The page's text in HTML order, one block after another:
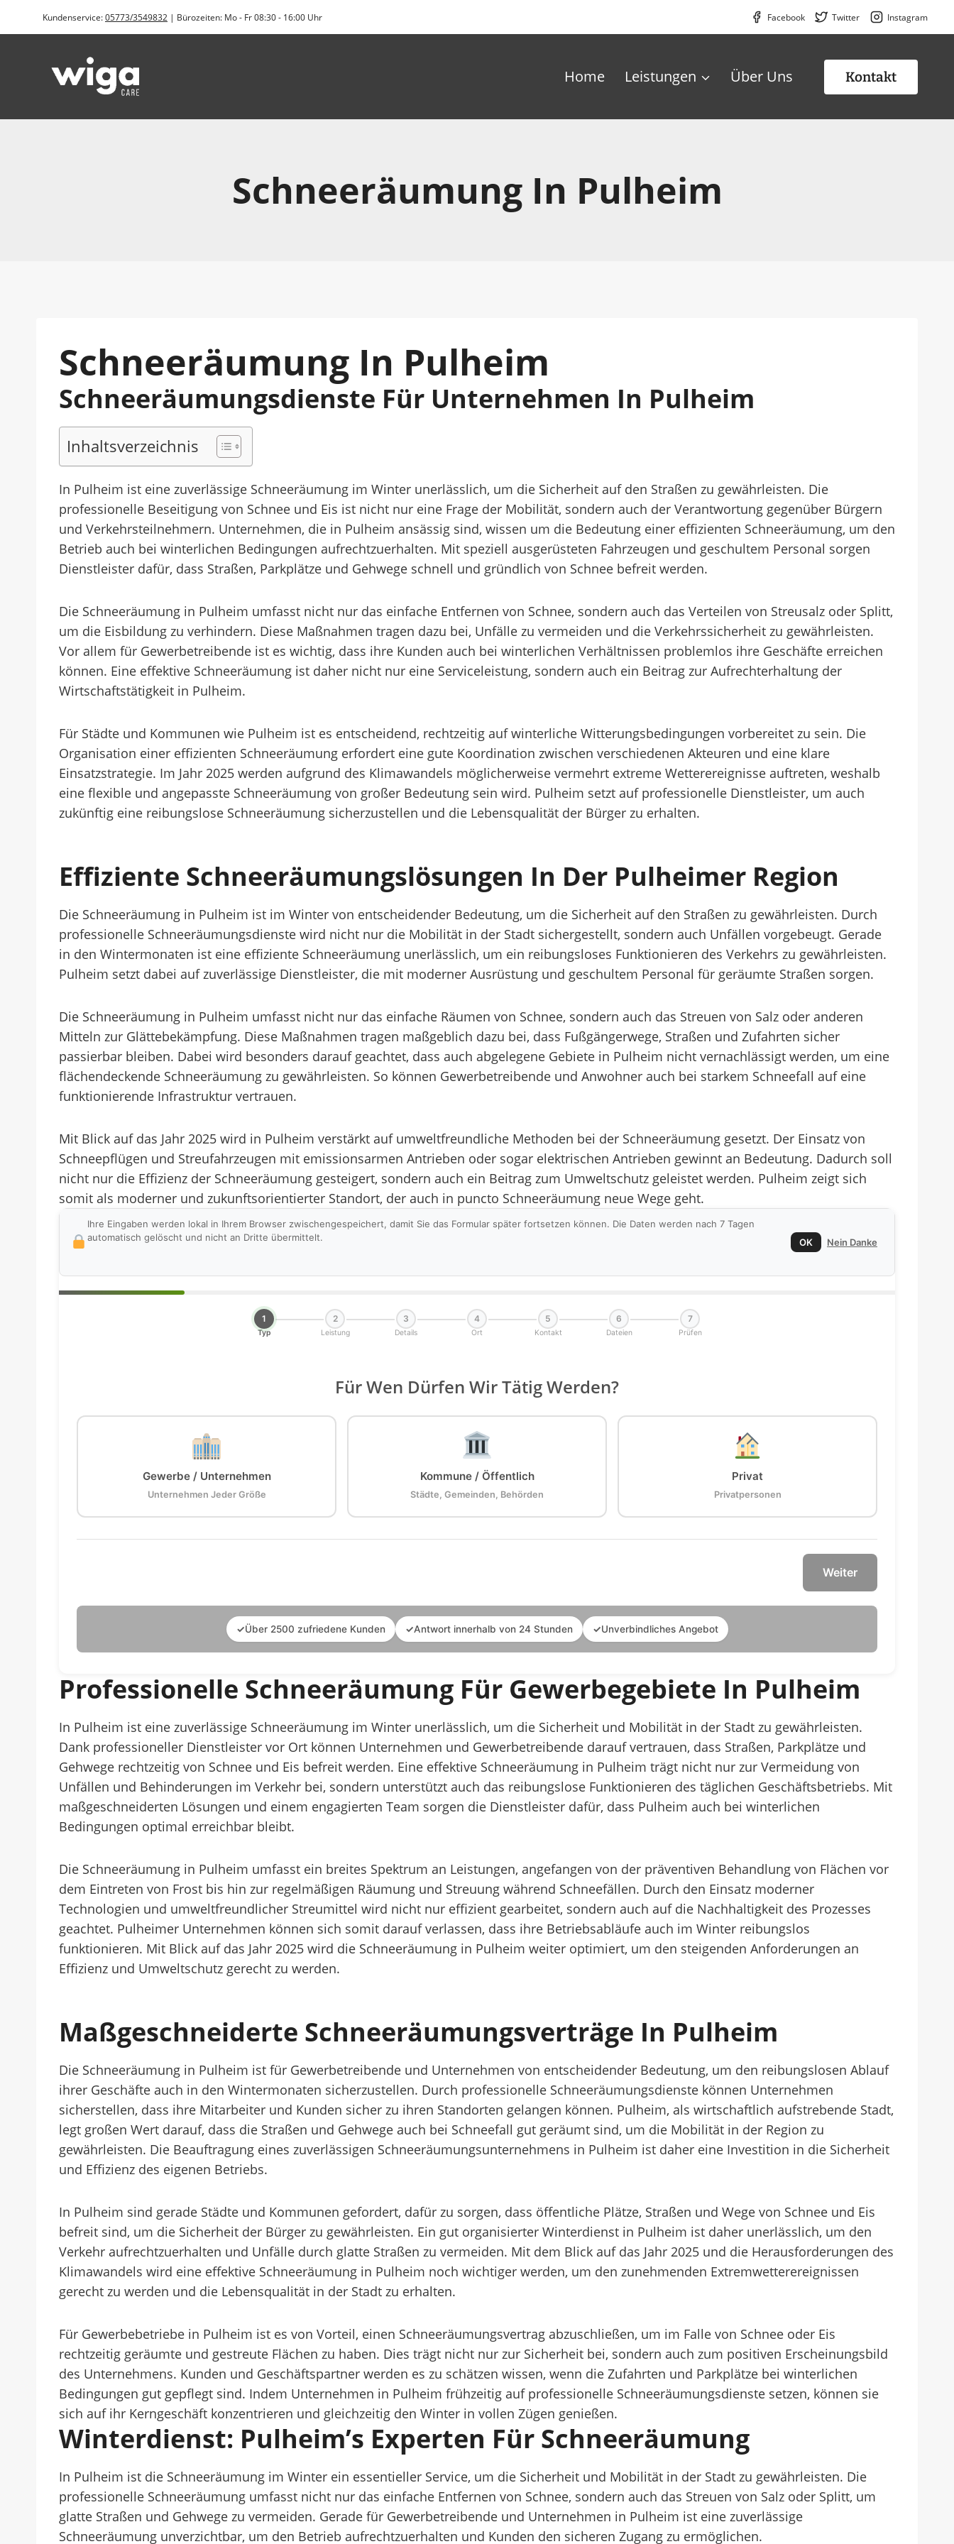
Kundenservice:05773/3549832 | Bürozeiten: Mo - Fr 08:30 - 16:00 Uhr Facebook Twitter Instagram
Home Leistungen Über Uns Kontakt
Schneeräumung In Pulheim
Schneeräumung In Pulheim
Schneeräumungsdienste Für Unternehmen In Pulheim
Inhaltsverzeichnis
In Pulheim ist eine zuverlässige Schneeräumung im Winter unerlässlich, um die Sicherheit auf den Straßen zu gewährleisten. Die
professionelle Beseitigung von Schnee und Eis ist nicht nur eine Frage der Mobilität, sondern auch der Verantwortung gegenüber Bürgern
und Verkehrsteilnehmern. Unternehmen, die in Pulheim ansässig sind, wissen um die Bedeutung einer effizienten Schneeräumung, um den
Betrieb auch bei winterlichen Bedingungen aufrechtzuerhalten. Mit speziell ausgerüsteten Fahrzeugen und geschultem Personal sorgen
Dienstleister dafür, dass Straßen, Parkplätze und Gehwege schnell und gründlich von Schnee befreit werden.
Die Schneeräumung in Pulheim umfasst nicht nur das einfache Entfernen von Schnee, sondern auch das Verteilen von Streusalz oder Splitt,
um die Eisbildung zu verhindern. Diese Maßnahmen tragen dazu bei, Unfälle zu vermeiden und die Verkehrssicherheit zu gewährleisten.
Vor allem für Gewerbetreibende ist es wichtig, dass ihre Kunden auch bei winterlichen Verhältnissen problemlos ihre Geschäfte erreichen
können. Eine effektive Schneeräumung ist daher nicht nur eine Serviceleistung, sondern auch ein Beitrag zur Aufrechterhaltung der
Wirtschaftstätigkeit in Pulheim.
Für Städte und Kommunen wie Pulheim ist es entscheidend, rechtzeitig auf winterliche Witterungsbedingungen vorbereitet zu sein. Die
Organisation einer effizienten Schneeräumung erfordert eine gute Koordination zwischen verschiedenen Akteuren und eine klare
Einsatzstrategie. Im Jahr 2025 werden aufgrund des Klimawandels möglicherweise vermehrt extreme Wetterereignisse auftreten, weshalb
eine flexible und angepasste Schneeräumung von großer Bedeutung sein wird. Pulheim setzt auf professionelle Dienstleister, um auch
zukünftig eine reibungslose Schneeräumung sicherzustellen und die Lebensqualität der Bürger zu erhalten.
Effiziente Schneeräumungslösungen In Der Pulheimer Region
Die Schneeräumung in Pulheim ist im Winter von entscheidender Bedeutung, um die Sicherheit auf den Straßen zu gewährleisten. Durch
professionelle Schneeräumungsdienste wird nicht nur die Mobilität in der Stadt sichergestellt, sondern auch Unfällen vorgebeugt. Gerade
in den Wintermonaten ist eine effiziente Schneeräumung unerlässlich, um ein reibungsloses Funktionieren des Verkehrs zu gewährleisten.
Pulheim setzt dabei auf zuverlässige Dienstleister, die mit moderner Ausrüstung und geschultem Personal für geräumte Straßen sorgen.
Die Schneeräumung in Pulheim umfasst nicht nur das einfache Räumen von Schnee, sondern auch das Streuen von Salz oder anderen
Mitteln zur Glättebekämpfung. Diese Maßnahmen tragen maßgeblich dazu bei, dass Fußgängerwege, Straßen und Zufahrten sicher
passierbar bleiben. Dabei wird besonders darauf geachtet, dass auch abgelegene Gebiete in Pulheim nicht vernachlässigt werden, um eine
flächendeckende Schneeräumung zu gewährleisten. So können Gewerbetreibende und Anwohner auch bei starkem Schneefall auf eine
funktionierende Infrastruktur vertrauen.
Mit Blick auf das Jahr 2025 wird in Pulheim verstärkt auf umweltfreundliche Methoden bei der Schneeräumung gesetzt. Der Einsatz von
Schneepflügen und Streufahrzeugen mit emissionsarmen Antrieben oder sogar elektrischen Antrieben gewinnt an Bedeutung. Dadurch soll
nicht nur die Effizienz der Schneeräumung gesteigert, sondern auch ein Beitrag zum Umweltschutz geleistet werden. Pulheim zeigt sich
somit als moderner und zukunftsorientierter Standort, der auch in puncto Schneeräumung neue Wege geht.
Ihre Eingaben werden lokal in Ihrem Browser zwischengespeichert, damit Sie das Formular später fortsetzen können. Die Daten werden nach 7 Tagen
automatisch gelöscht und nicht an Dritte übermittelt.
OK Nein Danke
1
Typ
2
Leistung
3
Details
4
Ort
5
Kontakt
6
Dateien
7
Prüfen
Für Wen Dürfen Wir Tätig Werden?
Gewerbe / Unternehmen
Unternehmen Jeder Größe
Kommune / Öffentlich
Städte, Gemeinden, Behörden
Privat
Privatpersonen
Weiter
✓Über 2500 zufriedene Kunden ✓Antwort innerhalb von 24 Stunden ✓Unverbindliches Angebot
Professionelle Schneeräumung Für Gewerbegebiete In Pulheim
In Pulheim ist eine zuverlässige Schneeräumung im Winter unerlässlich, um die Sicherheit und Mobilität in der Stadt zu gewährleisten.
Dank professioneller Dienstleister vor Ort können Unternehmen und Gewerbetreibende darauf vertrauen, dass Straßen, Parkplätze und
Gehwege rechtzeitig von Schnee und Eis befreit werden. Eine effektive Schneeräumung in Pulheim trägt nicht nur zur Vermeidung von
Unfällen und Behinderungen im Verkehr bei, sondern unterstützt auch das reibungslose Funktionieren des täglichen Geschäftsbetriebs. Mit
maßgeschneiderten Lösungen und einem engagierten Team sorgen die Dienstleister dafür, dass Pulheim auch bei winterlichen
Bedingungen optimal erreichbar bleibt.
Die Schneeräumung in Pulheim umfasst ein breites Spektrum an Leistungen, angefangen von der präventiven Behandlung von Flächen vor
dem Eintreten von Frost bis hin zur regelmäßigen Räumung und Streuung während Schneefällen. Durch den Einsatz moderner
Technologien und umweltfreundlicher Streumittel wird nicht nur effizient gearbeitet, sondern auch auf die Nachhaltigkeit des Prozesses
geachtet. Pulheimer Unternehmen können sich somit darauf verlassen, dass ihre Betriebsabläufe auch im Winter reibungslos
funktionieren. Mit Blick auf das Jahr 2025 wird die Schneeräumung in Pulheim weiter optimiert, um den steigenden Anforderungen an
Effizienz und Umweltschutz gerecht zu werden.
Maßgeschneiderte Schneeräumungsverträge In Pulheim
Die Schneeräumung in Pulheim ist für Gewerbetreibende und Unternehmen von entscheidender Bedeutung, um den reibungslosen Ablauf
ihrer Geschäfte auch in den Wintermonaten sicherzustellen. Durch professionelle Schneeräumungsdienste können Unternehmen
sicherstellen, dass ihre Mitarbeiter und Kunden sicher zu ihren Standorten gelangen können. Pulheim, als wirtschaftlich aufstrebende Stadt,
legt großen Wert darauf, dass die Straßen und Gehwege auch bei Schneefall gut geräumt sind, um die Mobilität in der Region zu
gewährleisten. Die Beauftragung eines zuverlässigen Schneeräumungsunternehmens in Pulheim ist daher eine Investition in die Sicherheit
und Effizienz des eigenen Betriebs.
In Pulheim sind gerade Städte und Kommunen gefordert, dafür zu sorgen, dass öffentliche Plätze, Straßen und Wege von Schnee und Eis
befreit sind, um die Sicherheit der Bürger zu gewährleisten. Ein gut organisierter Winterdienst in Pulheim ist daher unerlässlich, um den
Verkehr aufrechtzuerhalten und Unfälle durch glatte Straßen zu vermeiden. Mit dem Blick auf das Jahr 2025 und die Herausforderungen des
Klimawandels wird eine effektive Schneeräumung in Pulheim noch wichtiger werden, um den zunehmenden Extremwetterereignissen
gerecht zu werden und die Lebensqualität in der Stadt zu erhalten.
Für Gewerbebetriebe in Pulheim ist es von Vorteil, einen Schneeräumungsvertrag abzuschließen, um im Falle von Schnee oder Eis
rechtzeitig geräumte und gestreute Flächen zu haben. Dies trägt nicht nur zur Sicherheit bei, sondern auch zum positiven Erscheinungsbild
des Unternehmens. Kunden und Geschäftspartner werden es zu schätzen wissen, wenn die Zufahrten und Parkplätze bei winterlichen
Bedingungen gut gepflegt sind. Indem Unternehmen in Pulheim frühzeitig auf professionelle Schneeräumungsdienste setzen, können sie
sich auf ihr Kerngeschäft konzentrieren und gleichzeitig den Winter in vollen Zügen genießen.
Winterdienst: Pulheim’s Experten Für Schneeräumung
In Pulheim ist die Schneeräumung im Winter ein essentieller Service, um die Sicherheit und Mobilität in der Stadt zu gewährleisten. Die
professionelle Schneeräumung umfasst nicht nur das einfache Entfernen von Schnee, sondern auch das Streuen von Salz oder Splitt, um
glatte Straßen und Gehwege zu vermeiden. Gerade für Gewerbetreibende und Unternehmen in Pulheim ist eine zuverlässige
Schneeräumung unverzichtbar, um den Betrieb aufrechtzuerhalten und Kunden den sicheren Zugang zu ermöglichen.